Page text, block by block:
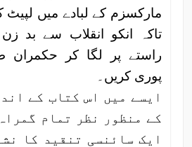
مارکسزم کے لبادے میں
تاکہ انکو انقلاب سے بد
راستے پر لگا کر
پوری کریں۔
ایسے میں اس کتاب کے
کے منظور نظر تمام
ایک سائنسی تنقید کا